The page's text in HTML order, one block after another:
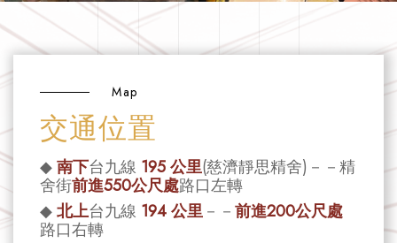
Map
交通位置
◆南下台九線 195 公里(慈濟靜思精舍)－－精
舍街前進550公尺處路口左轉
◆北上台九線 194 公里－－前進200公尺處
路口右轉